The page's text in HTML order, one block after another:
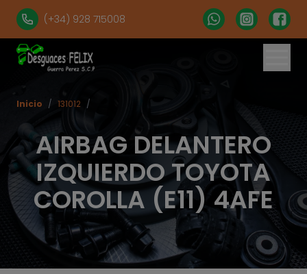
(+34) 928 715008
AIRBAG DELANTERO
IZQUIERDO TOYOTA
COROLLA (E11) 4AFE
Inicio / 131012 /